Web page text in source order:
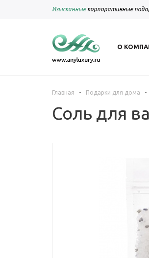
Изысканныекорпоративные
О
Главная - Подарки для дома -
Соль для